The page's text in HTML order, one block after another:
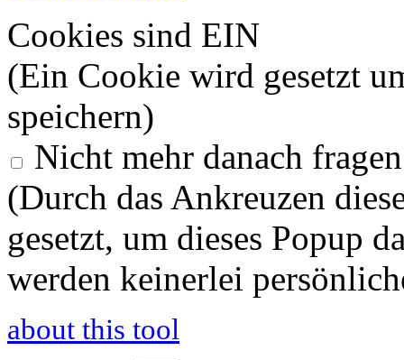
Cookies sind EIN
(Ein Cookie wird gesetzt
speichern)
Nicht mehr danach fragen
(Durch das Ankreuzen
gesetzt, um dieses Popup
werden keinerlei
about this tool